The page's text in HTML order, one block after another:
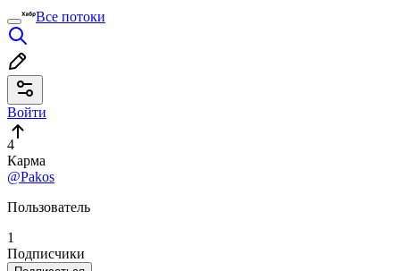
Все потоки
Войти
4
Карма
@Pakos
Пользователь
1
Подписчики